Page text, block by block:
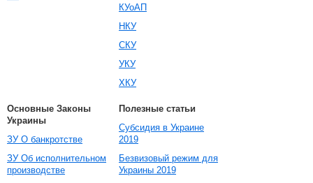
КУоАП
НКУ
СКУ
УКУ
ХКУ
Основные Законы
Украины
ЗУ О банкротстве
ЗУ Об исполнительном
производстве
Полезные статьи
Субсидия в Украине
2019
Безвизовый режим для
Украины 2019